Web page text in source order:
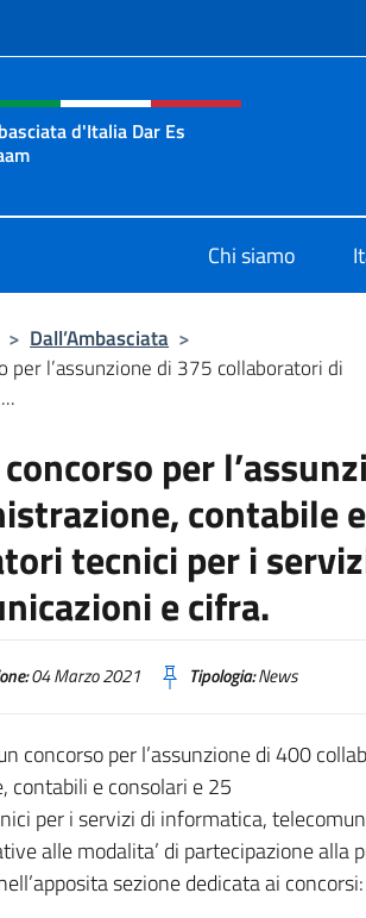
social e menù
d'Italia Dar Es
Chi siamo
> Dall’Ambasciata >
per l’assunzione di 375 collaboratori di
per
contabile
tecnici per i
e cifra.
04 Marzo 2021 Tipologia:News
concorso per l’assunzione di 400
contabili e consolari e 25
per i servizi di informatica,
alle modalita’ di partecipazione alla
sezione dedicata ai concorsi: